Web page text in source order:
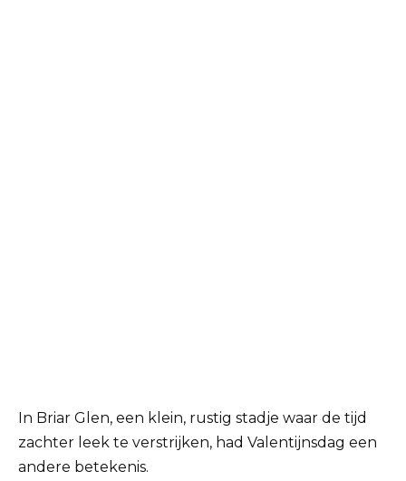
In Briar Glen, een klein, rustig stadje waar de tijd
zachter leek te verstrijken, had Valentijnsdag een
andere betekenis.